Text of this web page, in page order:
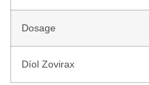
Dosage
Díol Zovirax